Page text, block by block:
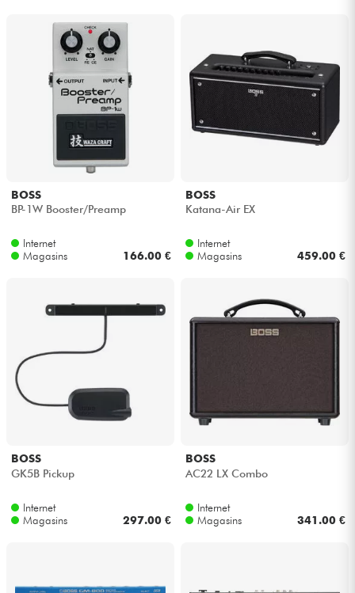
BOSS
BP-1W Booster/Preamp
Internet
Magasins
166.00 €
BOSS
Katana-Air EX
Internet
Magasins
459.00 €
BOSS
GK5B Pickup
Internet
Magasins
297.00 €
BOSS
AC22 LX Combo
Internet
Magasins
341.00 €